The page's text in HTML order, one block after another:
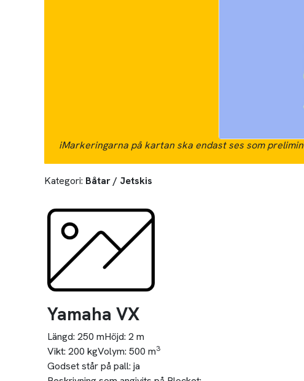
iMarkeringarna på kartan ska endast ses som
Kategori: Båtar / Jetskis
Yamaha VX
Längd: 250 mHöjd: 2 m
Vikt: 200 kgVolym: 500 m3
Godset står på pall: ja